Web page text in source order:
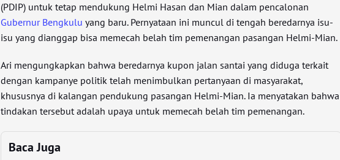
(PDIP) untuk tetap mendukung Helmi Hasan dan Mian dalam pencalonan
Gubernur Bengkulu yang baru. Pernyataan ini muncul di tengah beredarnya isu-
isu yang dianggap bisa memecah belah tim pemenangan pasangan Helmi-Mian.
Ari mengungkapkan bahwa beredarnya kupon jalan santai yang diduga terkait
dengan kampanye politik telah menimbulkan pertanyaan di masyarakat,
khususnya di kalangan pendukung pasangan Helmi-Mian. Ia menyatakan bahwa
tindakan tersebut adalah upaya untuk memecah belah tim pemenangan.
Baca Juga